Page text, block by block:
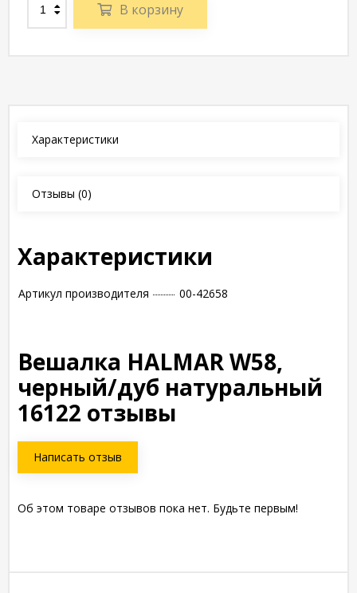
В корзину
Характеристики
Отзывы (0)
Характеристики
Артикул производителя 00-42658
Вешалка HALMAR W58,
черный/дуб натуральный
16122 отзывы
Написать отзыв
Об этом товаре отзывов пока нет. Будьте первым!